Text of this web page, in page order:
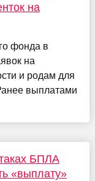
на
фонда в
на
и родам для
выплатами
БПЛА
«выплату»